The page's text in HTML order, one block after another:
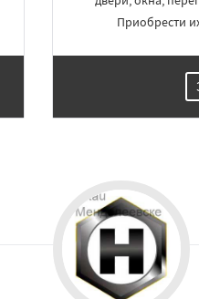
Приобрести